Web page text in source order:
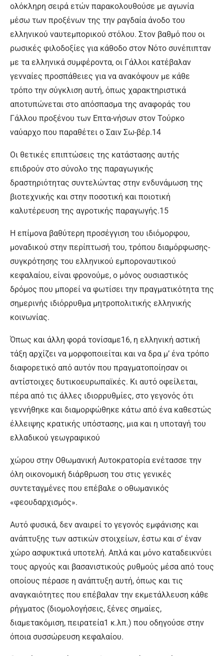
ολόκληρη σειρά ετών παρακολουθούσε με αγωνία
μέσω των προξένων της την ραγδαία άνοδο του
ελληνικού ναυτεμπορικού στόλου. Στον βαθμό που οι
ρωσικές φιλοδοξίες για κάθοδο στον Νότο συνέπιπταν
με τα ελληνικά συμφέροντα, οι Γάλλοι κατέβαλαν
γενναίες προσπάθειες για να ανακόψουν με κάθε
τρόπο την σύγκλιση αυτή, όπως χαρακτηριστικά
αποτυπώνεται στο απόσπασμα της αναφοράς του
Γάλλου προξένου των Επτα-νήσων στον Τούρκο
ναύαρχο που παραθέτει ο Σαιν Σω-βέρ.14
Οι θετικές επιπτώσεις της κατάστασης αυτής
επιδρούν στο σύνολο της παραγωγικής
δραστηριότητας συντελώντας στην ενδυνάμωση της
βιοτεχνικής και στην ποσοτική και ποιοτική
καλυτέρευση της αγροτικής παραγωγής.15
Η επίμονα βαθύτερη προσέγγιση του ιδιόμορφου,
μοναδικού στην περίπτωσή του, τρόπου διαμόρφωσης-
συγκρότησης του ελληνικού εμποροναυτικού
κεφαλαίου, είναι φρονούμε, ο μόνος ουσιαστικός
δρόμος που μπορεί να φωτίσει την πραγματικότητα της
σημερινής ιδιόρρυθμα μητροπολιτικής ελληνικής
κοινωνίας.
Όπως και άλλη φορά τονίσαμε16, η ελληνική αστική
τάξη αρχίζει να μορφοποιείται και να δρα μ’ ένα τρόπο
διαφορετικό από αυτόν που πραγματοποίησαν οι
αντίστοιχες δυτικοευρωπαϊκές. Κι αυτό οφείλεται,
πέρα από τις άλλες ιδιορρυθμίες, στο γεγονός ότι
γεννήθηκε και διαμορφώθηκε κάτω από ένα καθεστώς
έλλειψης κρατικής υπόστασης, μια και η υποταγή του
ελλαδικού γεωγραφικού
χώρου στην Οθωμανική Αυτοκρατορία ενέτασσε την
όλη οικονομική διάρθρωση του στις γενικές
συντεταγμένες που επέβαλε ο οθωμανικός
«φεουδαρχισμός».
Αυτό φυσικά, δεν αναιρεί το γεγονός εμφάνισης και
ανάπτυξης των αστικών στοιχείων, έστω και σ’ έναν
χώρο ασφυκτικά υποτελή. Απλά και μόνο καταδεικνύει
τους αργούς και βασανιστικούς ρυθμούς μέσα από τους
οποίους πέρασε η ανάπτυξη αυτή, όπως και τις
αναγκαιότητες που επέβαλαν την εκμετάλλευση κάθε
ρήγματος (διομολογήσεις, ξένες σημαίες,
διαμετακόμιση, πειρατεία1 κ.λπ.) που οδηγούσε στην
όποια συσσώρευση κεφαλαίου.